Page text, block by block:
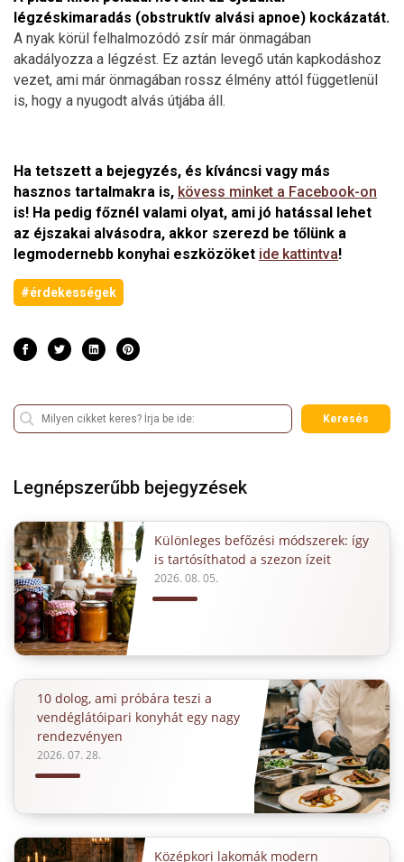
légzéskimaradás (obstruktív alvási apnoe) kockázatát.
A nyak körül felhalmozódó zsír már önmagában
akadályozza a légzést. Ez aztán levegő után kapkodáshoz
vezet, ami már önmagában rossz élmény attól függetlenül
is, hogy a nyugodt alvás útjába áll.
Ha tetszett a bejegyzés, és kíváncsi vagy más
hasznos tartalmakra is, kövess minket a Facebook-on
is! Ha pedig főznél valami olyat, ami jó hatással lehet
az éjszakai alvásodra, akkor szerezd be tőlünk a
legmodernebb konyhai eszközöket ide kattintva!
#érdekességek
Keresés
Legnépszerűbb bejegyzések
Különleges befőzési módszerek: így
is tartósíthatod a szezon ízeit
2026. 08. 05.
10 dolog, ami próbára teszi a
vendéglátóipari konyhát egy nagy
rendezvényen
2026. 07. 28.
Középkori lakomák modern